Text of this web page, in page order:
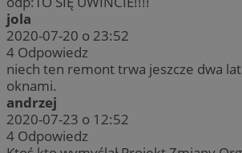
jola
2020-07-20 o 23:52
4 Odpowiedz
niech ten remont trwa jeszcze dwa
oknami.
andrzej
2020-07-23 o 12:52
4 Odpowiedz